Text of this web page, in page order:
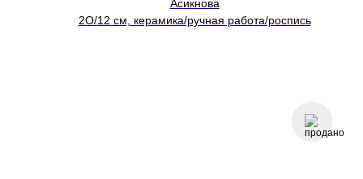
Асикнова
2О/12 см, керамика/ручная работа/роспись